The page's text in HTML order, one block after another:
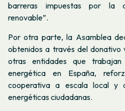
barreras impuestas por la
renovable”.
Por otra parte, la Asamblea
obtenidos a través del donativo
otras entidades que
energética en España,
cooperativa a escala local y
energéticas ciudadanas.